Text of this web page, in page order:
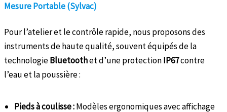
Mesure Portable (Sylvac)
Pour l’atelier et le contrôle rapide, nous proposons des
instruments de haute qualité, souvent équipés de la
technologieBluetoothet d’une protectionIP67contre
l’eau et la poussière :
Pieds à coulisse :Modèles ergonomiques avec affichage